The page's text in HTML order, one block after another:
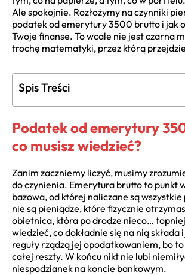
Ale spokojnie. Rozłożymy na czynniki
podatek od emerytury 3500 brutto i jak
Twoje finanse. To wcale nie jest czarna
trochę matematyki, przez którą
Spis Treści
Podatek od emerytury
co musisz wiedzieć?
Zanim zaczniemy liczyć, musimy
do czynienia. Emerytura brutto to punkt
bazowa, od której naliczane są
nie są pieniądze, które fizycznie
obietnica, która po drodze nieco…
wiedzieć, co dokładnie się na nią składa
reguły rządzą jej opodatkowaniem, bo
całej reszty. W końcu nikt nie lubi
niespodzianek na koncie bankowym.